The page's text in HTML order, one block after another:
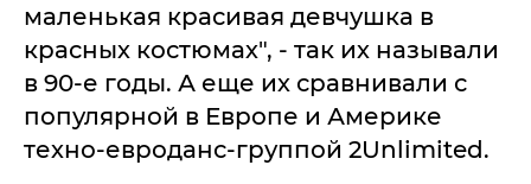
маленькая красивая девчушка в
красных костюмах", - так их называли
в 90-е годы. А еще их сравнивали с
популярной в Европе и Америке
техно-евроданс-группой 2Unlimited.